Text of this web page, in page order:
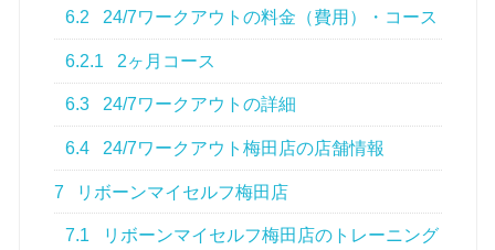
6.2 24/7ワークアウトの料金（費用）・コース
6.2.1 2ヶ月コース
6.3 24/7ワークアウトの詳細
6.4 24/7ワークアウト梅田店の店舗情報
7 リボーンマイセルフ梅田店
7.1
リボーンマイセルフ梅田店のトレーニング